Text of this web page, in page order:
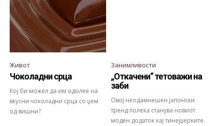
Живот
Чоколадни срца
Кој би можел да им одолее на
вкусни чоколадни срца со џем
од вишни?
Занимливости
„Откачени“ тетоважи на
заби
Овој неодамнешен јапонски
тренд полека станува новиот
моден додаток кај тинејџерките.